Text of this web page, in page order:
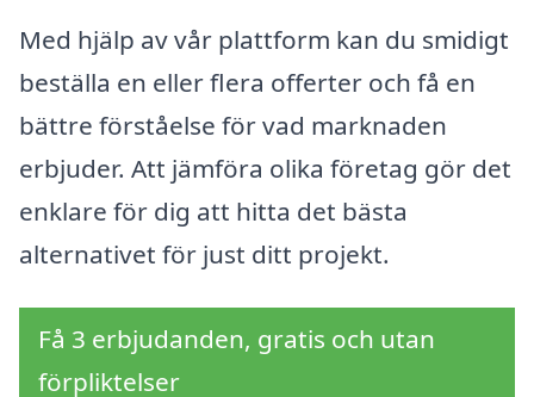
Med hjälp av vår plattform kan du smidigt
beställa en eller flera offerter och få en
bättre förståelse för vad marknaden
erbjuder. Att jämföra olika företag gör det
enklare för dig att hitta det bästa
alternativet för just ditt projekt.
Få 3 erbjudanden, gratis och utan
förpliktelser